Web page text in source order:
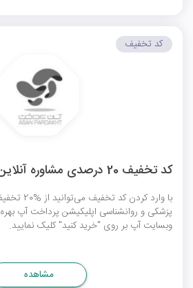
کد تخفیف 20 درصدی مشاوره آنلاین پزشکی آپ
با وارد
پزشکی و روانشناسی اپلیکیشن پرداخت آپ
وبسایت آپ بر روی "خرید کنید" کلیک نمایید.
کد تخفیف
مشاهده